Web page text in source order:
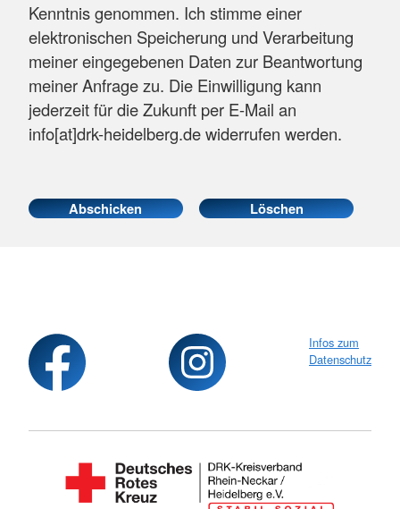
Kenntnis genommen. Ich stimme einer
elektronischen Speicherung und Verarbeitung
meiner eingegebenen Daten zur Beantwortung
meiner Anfrage zu. Die Einwilligung kann
jederzeit für die Zukunft per E-Mail an
info[at]drk-heidelberg.de widerrufen werden.
Infos zum
Datenschutz